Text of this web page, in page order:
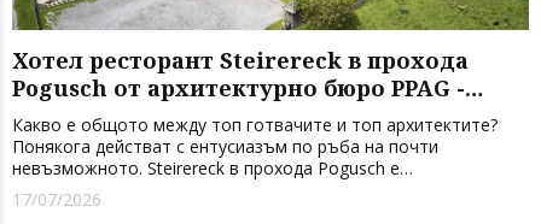
Хотел ресторант Steirereck в прохода
Pogusch от архитектурно бюро PPAG -
духовно сродни
Какво е общото между топ готвачите и топ архитектите?
Понякога действат с ентусиазъм по ръба на почти
невъзможното. Steirereck в прохода Pogusch е
забележителен резултат. Хайнц Райтбауер (Heinz Reitbauer)
младши от много години е общоприетият най-добър готвач
17/07/2026